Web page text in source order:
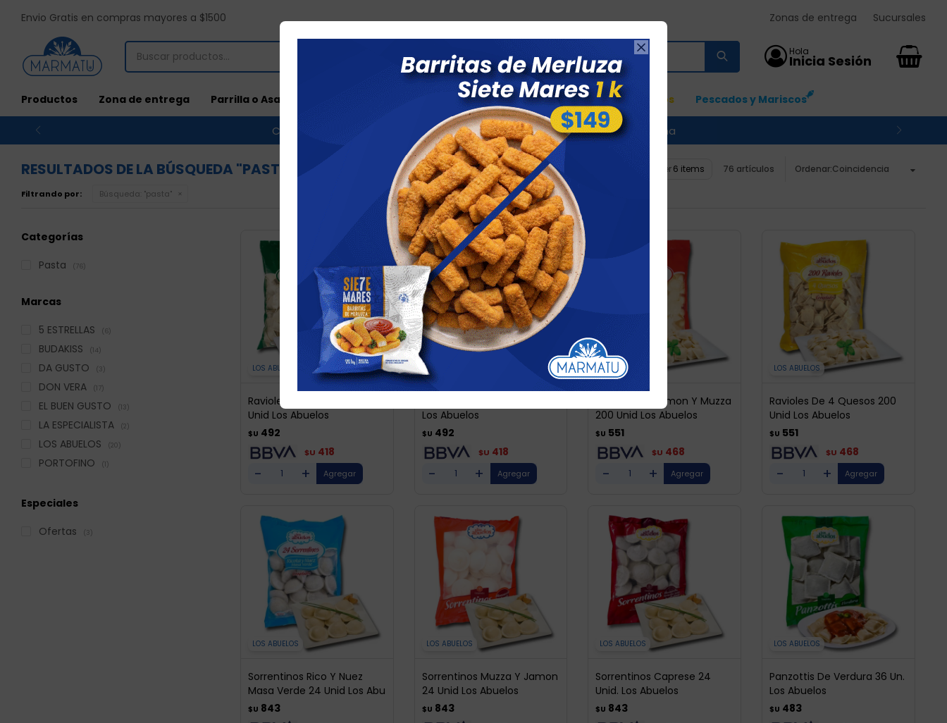

Compras menores a $ 1500 costo de envío $60 *Puede Variar según su zona
Productos Zona de entrega Parrilla o Asado Ofertas Promociones Nuevos Ingresos Pescados y Mariscos
0
Envio Gratis en compras mayores a $1500 Zonas de entrega Sucursales
RESULTADOS DE LA BÚSQUEDA "PASTA" Ver 76 artículos Coincidencia
Filtrando por: Búsqueda: "pasta"
LOS ABUELOS
Ravioles De Verdura 200
Unid Los Abuelos
$U 492
$U 418
- +
LOS ABUELOS
Los Abuelos
$U 492
$U 418
- +
LOS ABUELOS
Ravioles De Jamon Y Muzza
200 Unid Los Abuelos
$U 551
$U 468
- +
LOS ABUELOS
Ravioles De 4 Quesos 200
Unid Los Abuelos
$U 551
$U 468
- +
LOS ABUELOS
Sorrentinos Rico Y Nuez
Masa Verde 24 Unid Los Abu
$U 843
LOS ABUELOS
Sorrentinos Muzza Y Jamon
24 Unid Los Abuelos
$U 843
LOS ABUELOS
Sorrentinos Caprese 24
Unid. Los Abuelos
$U 843
LOS ABUELOS
Panzottis De Verdura 36 Un.
Los Abuelos
$U 483
Categorías
Pasta
(76)
Marcas
5 ESTRELLAS
(6)
BUDAKISS (14)
DA GUSTO (3)
DON VERA (17)
EL BUEN GUSTO (13)
LA ESPECIALISTA (2)
LOS ABUELOS (20)
PORTOFINO (1)
Especiales
Ofertas
(3)